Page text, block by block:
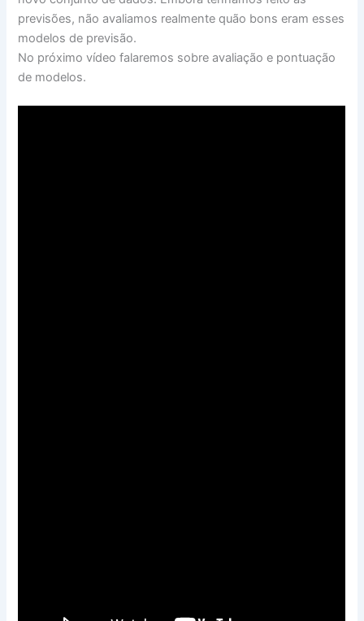
previsões, não avaliamos realmente quão bons eram esses
modelos de previsão.
No próximo vídeo falaremos sobre avaliação e pontuação
de modelos.